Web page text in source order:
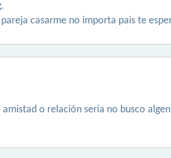
casarme no importa pais te
o relación seria no busco